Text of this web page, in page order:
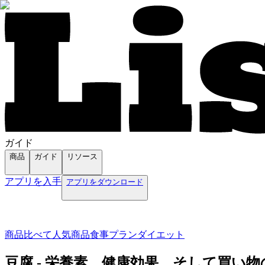
ガイド
商品 ガイド リソース
アプリを入手 アプリをダウンロード
商品比べて 人気商品食事プランダイエット